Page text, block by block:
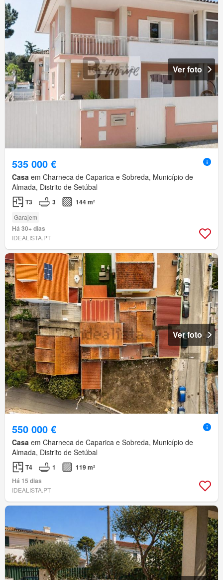
Ver foto
535 000 €
Casa em Charneca de Caparica e Sobreda, Município de
Almada, Distrito de Setúbal
T3 3 144 m²
Garajem
Há 30+ dias
IDEALISTA.PT
Ver foto
550 000 €
Casa em Charneca de Caparica e Sobreda, Município de
Almada, Distrito de Setúbal
T4 1
119 m²
Há 15 dias
IDEALISTA.PT